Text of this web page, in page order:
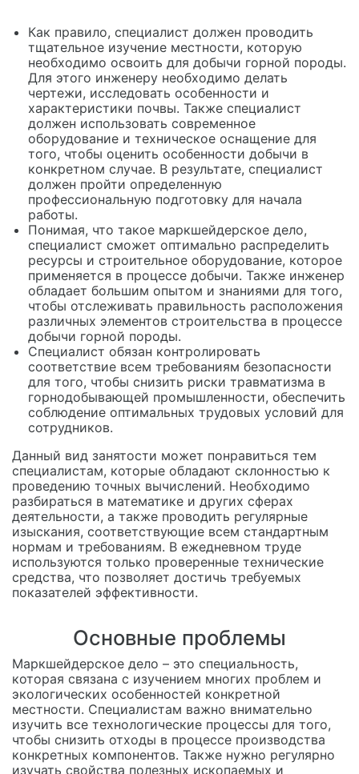
Как правило, специалист должен проводить
тщательное изучение местности, которую
необходимо освоить для добычи горной породы.
Для этого инженеру необходимо делать
чертежи, исследовать особенности и
характеристики почвы. Также специалист
должен использовать современное
оборудование и техническое оснащение для
того, чтобы оценить особенности добычи в
конкретном случае. В результате, специалист
должен пройти определенную
профессиональную подготовку для начала
работы.
Понимая, что такое маркшейдерское дело,
специалист сможет оптимально распределить
ресурсы и строительное оборудование, которое
применяется в процессе добычи. Также инженер
обладает большим опытом и знаниями для того,
чтобы отслеживать правильность расположения
различных элементов строительства в процессе
добычи горной породы.
Специалист обязан контролировать
соответствие всем требованиям безопасности
для того, чтобы снизить риски травматизма в
горнодобывающей промышленности, обеспечить
соблюдение оптимальных трудовых условий для
сотрудников.
Данный вид занятости может понравиться тем
специалистам, которые обладают склонностью к
проведению точных вычислений. Необходимо
разбираться в математике и других сферах
деятельности, а также проводить регулярные
изыскания, соответствующие всем стандартным
нормам и требованиям. В ежедневном труде
используются только проверенные технические
средства, что позволяет достичь требуемых
показателей эффективности.
Основные проблемы
Маркшейдерское дело – это специальность,
которая связана с изучением многих проблем и
экологических особенностей конкретной
местности. Специалистам важно внимательно
изучить все технологические процессы для того,
чтобы снизить отходы в процессе производства
конкретных компонентов. Также нужно регулярно
изучать свойства полезных ископаемых и